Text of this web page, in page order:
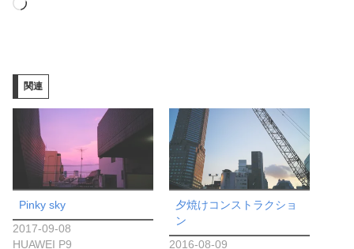
読
み
中…
関連
Pinky sky
2017-09-08
HUAWEI P9
夕焼けコンストラクショ
ン
2016-08-09